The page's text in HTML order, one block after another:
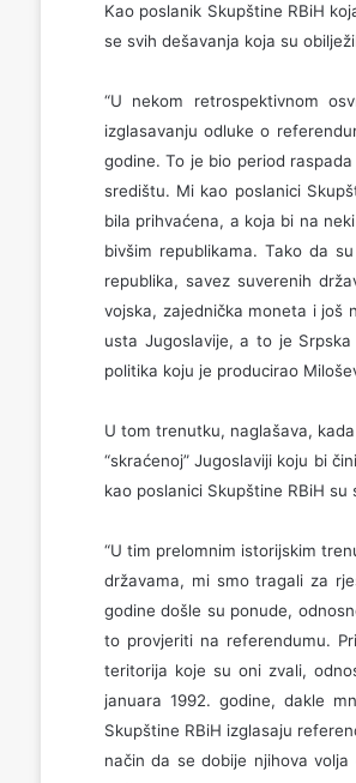
Kao poslanik Skupštine RBiH
se svih dešavanja koja su
“U nekom retrospektivnom
izglasavanju odluke o
godine. To je bio period
središtu. Mi kao poslanici
bila prihvaćena, a koja bi na
bivšim republikama. Tako da
republika, savez suverenih
vojska, zajednička moneta i još
usta Jugoslavije, a to je
politika koju je producirao
U tom trenutku, naglašava,
“skraćenoj” Jugoslaviji koju bi
kao poslanici Skupštine RBiH
“U tim prelomnim istorijskim
državama, mi smo tragali za
godine došle su ponude,
to provjeriti na referendumu.
teritorija koje su oni zvali,
januara 1992. godine, dakle
Skupštine RBiH izglasaju
način da se dobije njihova